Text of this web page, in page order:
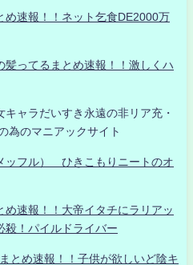
め速報！！ネット乞食DE2000万
髪ってるまとめ速報！！激しくハ
ャラだいすき永遠の非リア充・
為のマニアックサイト
ッフル） ひきこもりニートのオ
速報！！大帝イタチにラリアッ
殺！パイルドライバー
とめ速報！！子供が欲しいど陰キ